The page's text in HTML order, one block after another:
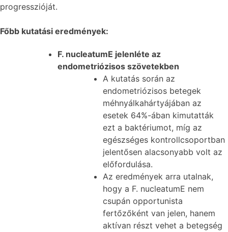
progresszióját.
Főbb kutatási eredmények:
F. nucleatumE jelenléte az
endometriózisos szövetekben
A kutatás során az
endometriózisos betegek
méhnyálkahártyájában az
esetek 64%-ában kimutatták
ezt a baktériumot, míg az
egészséges kontrollcsoportban
jelentősen alacsonyabb volt az
előfordulása.
Az eredmények arra utalnak,
hogy a F. nucleatumE nem
csupán opportunista
fertőzőként van jelen, hanem
aktívan részt vehet a betegség